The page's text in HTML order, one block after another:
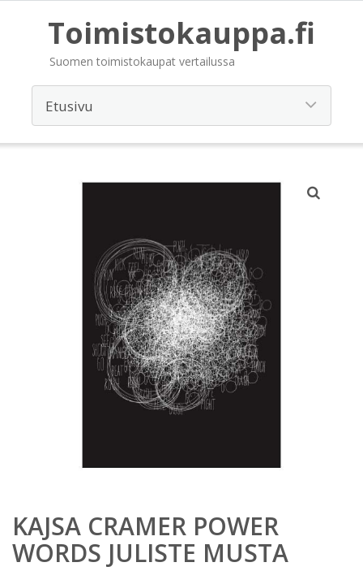
Toimistokauppa.fi
Suomen toimistokaupat vertailussa
KAJSA CRAMER POWER
WORDS JULISTE MUSTA